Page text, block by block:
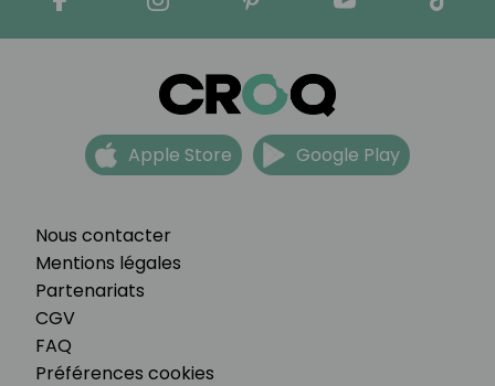
Nous contacter
Mentions légales
Partenariats
CGV
FAQ
Préférences cookies
Apple Store Google Play